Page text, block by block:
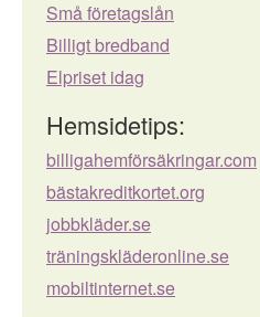
Små företagslån
Billigt bredband
Elpriset idag
Hemsidetips:
billigahemförsäkringar.com
bästakreditkortet.org
jobbkläder.se
träningskläderonline.se
mobiltinternet.se